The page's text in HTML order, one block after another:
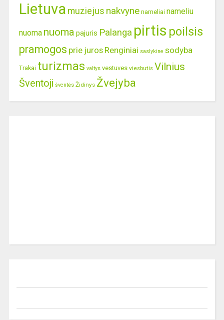
Lietuva muziejus nakvyne nameliai nameliu
nuoma nuoma pajuris Palanga pirtis poilsis
pramogos prie juros Renginiai saslykine sodyba
Trakai turizmas valtys vestuves viesbutis Vilnius
Šventoji šventės Židinys Žvejyba